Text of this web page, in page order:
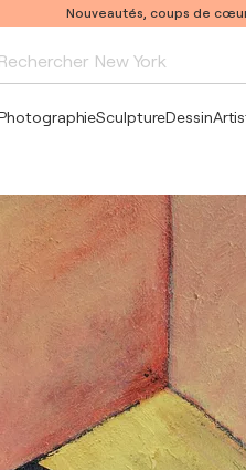
Nouveautés, coups de
Rechercher New York
Pablo Picasso
SculptureDessin